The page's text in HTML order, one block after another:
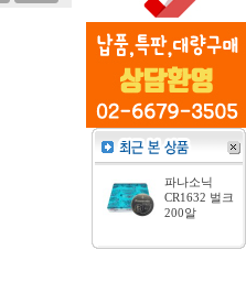
파나소닉
CR1632 벌크
200알